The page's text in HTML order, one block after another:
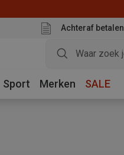
Achteraf betalen
Sport Merken SALE